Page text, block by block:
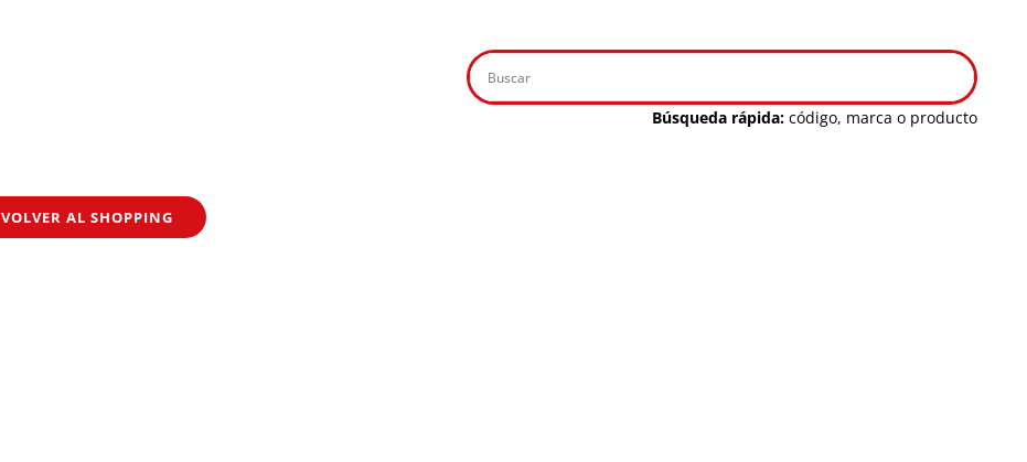
Búsqueda rápida: código, marca o producto
VOLVER AL SHOPPING